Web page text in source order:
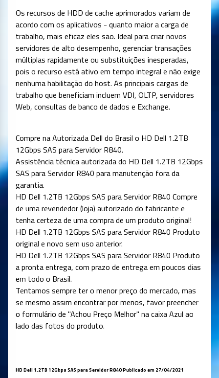
Os recursos de HDD de cache aprimorados variam de
acordo com os aplicativos - quanto maior a carga de
trabalho, mais eficaz eles são. Ideal para criar novos
servidores de alto desempenho, gerenciar transações
múltiplas rapidamente ou substituições inesperadas,
pois o recurso está ativo em tempo integral e não exige
nenhuma habilitação do host. As principais cargas de
trabalho que beneficiam incluem VDI, OLTP, servidores
Web, consultas de banco de dados e Exchange.
Compre na Autorizada Dell do Brasil o HD Dell 1.2TB
12Gbps SAS para Servidor R840.
Assistência técnica autorizada do HD Dell 1.2TB 12Gbps
SAS para Servidor R840 para manutenção fora da
garantia.
HD Dell 1.2TB 12Gbps SAS para Servidor R840 Compre
de uma revendedor (loja) autorizado do fabricante e
tenha certeza de uma compra de um produto original!
HD Dell 1.2TB 12Gbps SAS para Servidor R840 Produto
original e novo sem uso anterior.
HD Dell 1.2TB 12Gbps SAS para Servidor R840 Produto
a pronta entrega, com prazo de entrega em poucos dias
em todo o Brasil.
Tentamos sempre ter o menor preço do mercado, mas
se mesmo assim encontrar por menos, favor preencher
o formulário de "Achou Preço Melhor" na caixa Azul ao
lado das fotos do produto.
HD Dell 1.2TB 12Gbps SAS para Servidor R840Publicado em 27/04/2021